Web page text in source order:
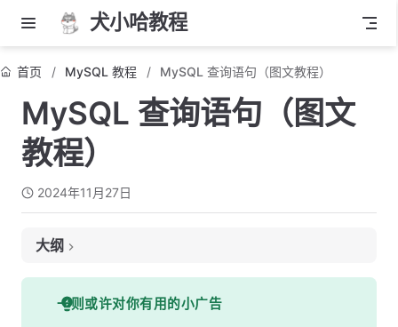
犬小哈教程
首页 MySQL 教程 MySQL 查询语句（图文教程）
MySQL 查询语句（图文
教程）
2024年11月27日
大纲
1. 基本查询
基本语法
一则或许对你有用的小广告